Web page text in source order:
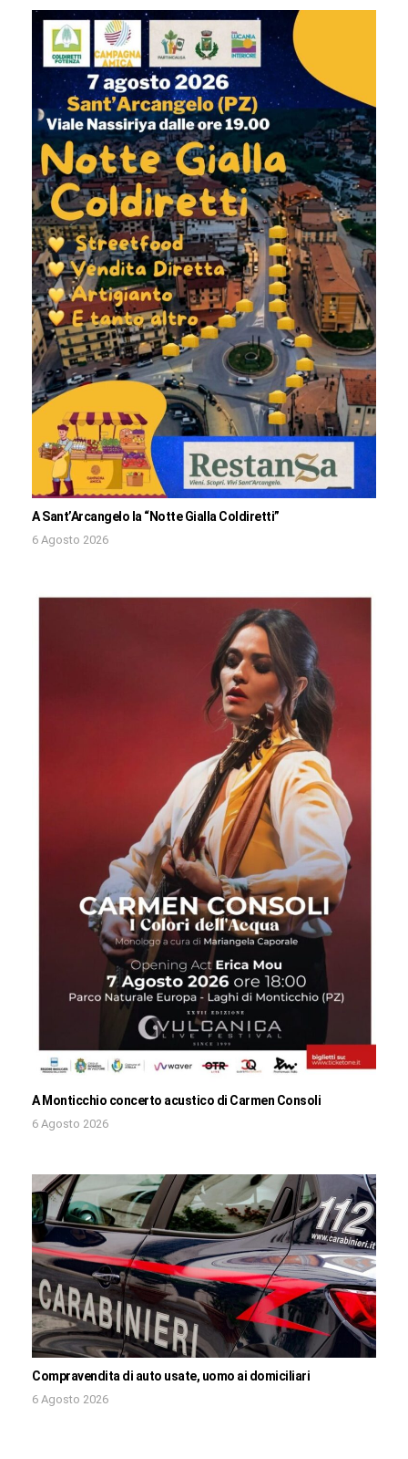
A Sant’Arcangelo la “Notte Gialla Coldiretti”
6 Agosto 2026
A Monticchio concerto acustico di Carmen Consoli
6 Agosto 2026
Compravendita di auto usate, uomo ai domiciliari
6 Agosto 2026